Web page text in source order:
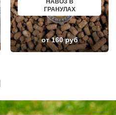
НОВЫЙ ОСКОЛ
ВЕЛИКИЙ УСТЮГ
НИКОЛЬСК
ЛЕНИНСК-КУЗНЕЦКИЙ
НАЗАРОВО
ЛОДЕЙНОЕ ПОЛЕ
КРОНШТАДТ
РТИЩЕВО
НАВОЗ В
ГРАНУЛАХ
от 160 руб